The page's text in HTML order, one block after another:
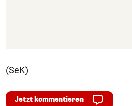
(SeK)
Jetzt kommentieren